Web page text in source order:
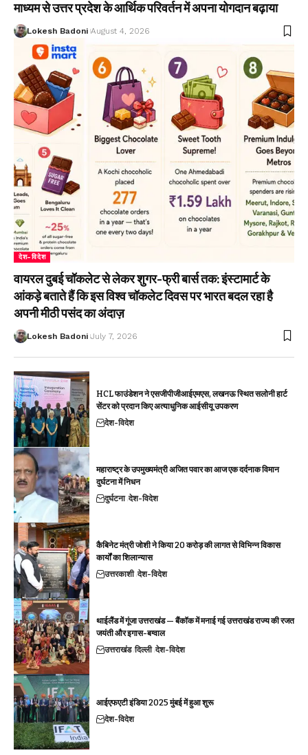
माध्यम से उत्तर प्रदेश के आर्थिक परिवर्तन में अपना योगदान बढ़ाया
Lokesh Badoni August 4, 2026
देश-विदेश
वायरल दुबई चॉकलेट से लेकर शुगर-फ्री बार्स तक: इंस्टामार्ट के
आंकड़े बताते हैं कि इस विश्व चॉकलेट दिवस पर भारत बदल रहा है
अपनी मीठी पसंद का अंदाज़
Lokesh Badoni July 7, 2026
HCL फाउंडेशन ने एसजीपीजीआईएमएस, लखनऊ स्थित सलोनी हार्ट
सेंटर को प्रदान किए अत्याधुनिक आईसीयू उपकरण
देश-विदेश
महाराष्ट्र के उपमुख्यमंत्री अजित पवार का आज एक दर्दनाक विमान
दुर्घटना में निधन
दुर्घटना देश-विदेश
कैबिनेट मंत्री जोशी ने किया 20 करोड़ की लागत से विभिन्न विकास
कार्यों का शिलान्यास
उत्तरकाशी देश-विदेश
थाईलैंड में गूंजा उत्तराखंड — बैंकॉक में मनाई गई उत्तराखंड राज्य की रजत
जयंती और इगास-बग्वाल
उत्तराखंड दिल्ली देश-विदेश
आईएफएटी इंडिया 2025 मुंबई में हुआ शुरू
देश-विदेश